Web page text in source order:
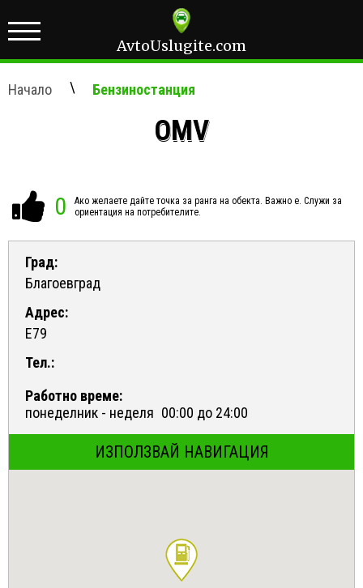
AvtoUslugite.com
Начало \ Бензиностанция
OMV
0
Ако желаете дайте точка за ранга на обекта. Важно е. Служи за
ориентация на потребителите.
Град:
Благоевград
Адрес:
E79
Тел.:
Работно време:
понеделник - неделя 00:00 до 24:00
ИЗПОЛЗВАЙ НАВИГАЦИЯ